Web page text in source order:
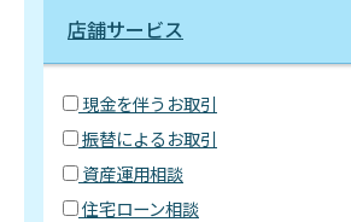
店舗サービス
現金を伴うお取引
振替によるお取引
資産運用相談
住宅ローン相談